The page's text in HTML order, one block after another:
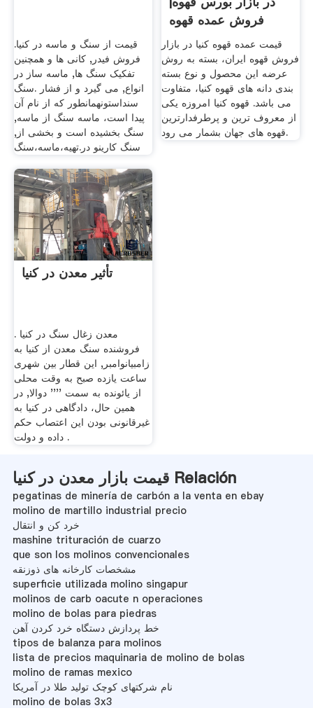
قیمت از سنگ و ماسه در کنیا.
فروش فیدر, کانی ها و همچنین
تفکیک سنگ ها, ماسه ساز در
انواع, می گیرد و از فشار .سنگ
سنداستونهمانطور که از نام آن
پیدا است، ماسه سنگ از ماسه,
سنگ بخشیده است و بخشی از,
سنگ کارینو در.تهیه،ماسه،سنگ
فروش عمده قهوه
قیمت عمده قهوه کنیا در بازار
فروش قهوه ایران، بسته به روش
عرضه این محصول و نوع بسته
بندی دانه های قهوه کنیا، متفاوت
می باشد. قهوه کنیا امروزه یکی
از معروف ترین و پرطرفدارترین
قهوه های جهان بشمار می رود.
تأثیر معدن در کنیا
معدن زغال سنگ در کنیا .
فروشنده سنگ معدن از کنیا به
زامبیانوامبر, این قطار بین شهری
ساعت یازده صبح به وقت محلی
از یائونده به سمت '''' دوالا, در
همین حال، دادگاهی در کنیا به
غیرقانونی بودن این اعتصاب حکم
داده و دولت .
قیمت بازار معدن در کنیا Relación
pegatinas de minería de carbón a la venta en ebay
molino de martillo industrial precio
خرد کن و انتقال
mashine trituración de cuarzo
que son los molinos convencionales
مشخصات کارخانه های ذوزنقه
superficie utilizada molino singapur
molinos de carb oacute n operaciones
molino de bolas para piedras
خط پردازش دستگاه خرد کردن آهن
tipos de balanza para molinos
lista de precios maquinaria de molino de bolas
molino de ramas mexico
نام شرکتهای کوچک تولید طلا در آمریکا
molino de bolas 3x3